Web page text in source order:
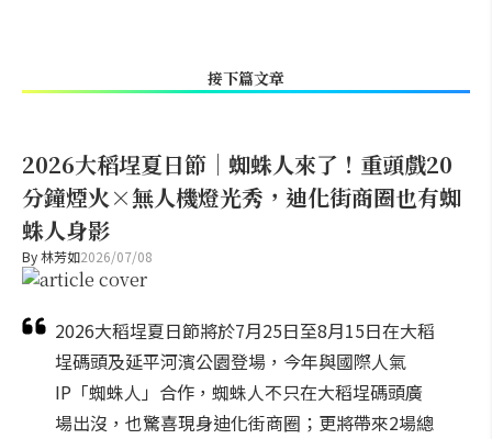
接下篇文章
2026大稻埕夏日節｜蜘蛛人來了！重頭戲20
分鐘煙火×無人機燈光秀，迪化街商圈也有蜘
蛛人身影
By林芳如2026/07/08
2026大稻埕夏日節將於7月25日至8月15日在大稻
埕碼頭及延平河濱公園登場，今年與國際人氣
IP「蜘蛛人」合作，蜘蛛人不只在大稻埕碼頭廣
場出沒，也驚喜現身迪化街商圈；更將帶來2場總